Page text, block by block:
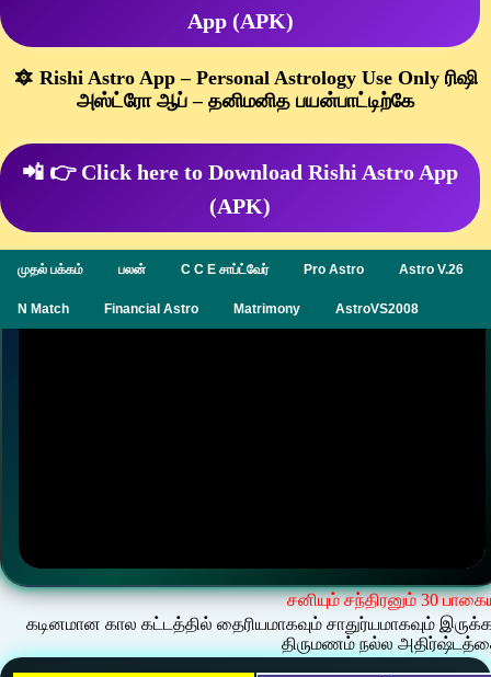
App (APK)
🔯 Rishi Astro App – Personal Astrology Use Only ரிஷி
அஸ்ட்ரோ ஆப் – தனிமனித பயன்பாட்டிற்கே
📲 👉 Click here to Download Rishi Astro App
(APK)
முதல் பக்கம் பலன் C C E சாப்ட்வேர் Pro Astro Astro V.26
N Match Financial Astro Matrimony AstroVS2008
சனியும் சந்திரனும் 30
கடினமான கால கட்டத்தில் தைரியமாகவும் சாதுர்யமாகவும்
திருமணம் நல்ல